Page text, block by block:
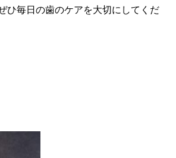
ひ毎日の歯のケアを大切にしてくだ